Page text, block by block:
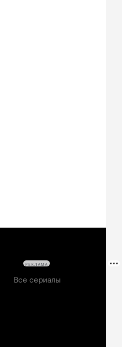
Все сериалы
РЕКЛАМА